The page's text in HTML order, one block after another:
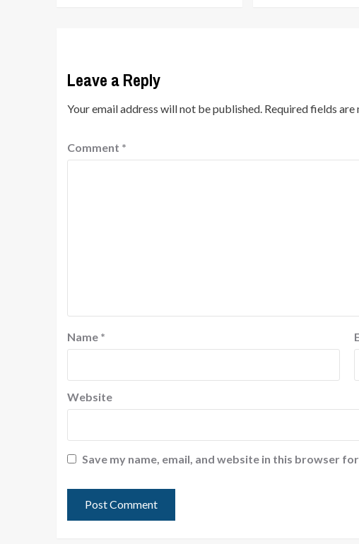
Leave a Reply
Your email address will not be published. Required fields are
Comment *
Name *
Website
Save my name, email, and website in this browser